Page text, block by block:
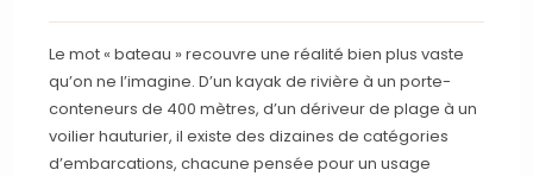
Le mot « bateau » recouvre une réalité bien plus vaste
qu’on ne l’imagine. D’un kayak de rivière à un porte-
conteneurs de 400 mètres, d’un dériveur de plage à un
voilier hauturier, il existe des dizaines de catégories
d’embarcations, chacune pensée pour un usage